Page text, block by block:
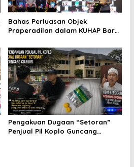
Bahas Perluasan Objek
Praperadilan dalam KUHAP Baru,
Seminar Hukum
Pengakuan Dugaan “Setoran”
Penjual Pil Koplo Guncang